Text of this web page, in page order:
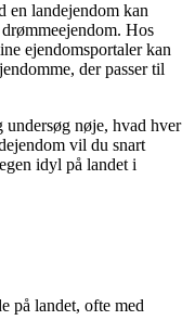
en landejendom kan
Hos
ejendomsportaler kan
der passer til
nøje, hvad hver
vil du snart
idyl på landet i
på landet, ofte med